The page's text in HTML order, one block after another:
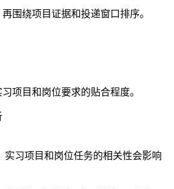
围绕项目证据和投递窗口排序。
项目和岗位要求的贴合程度。
实习项目和岗位任务的相关性会影响